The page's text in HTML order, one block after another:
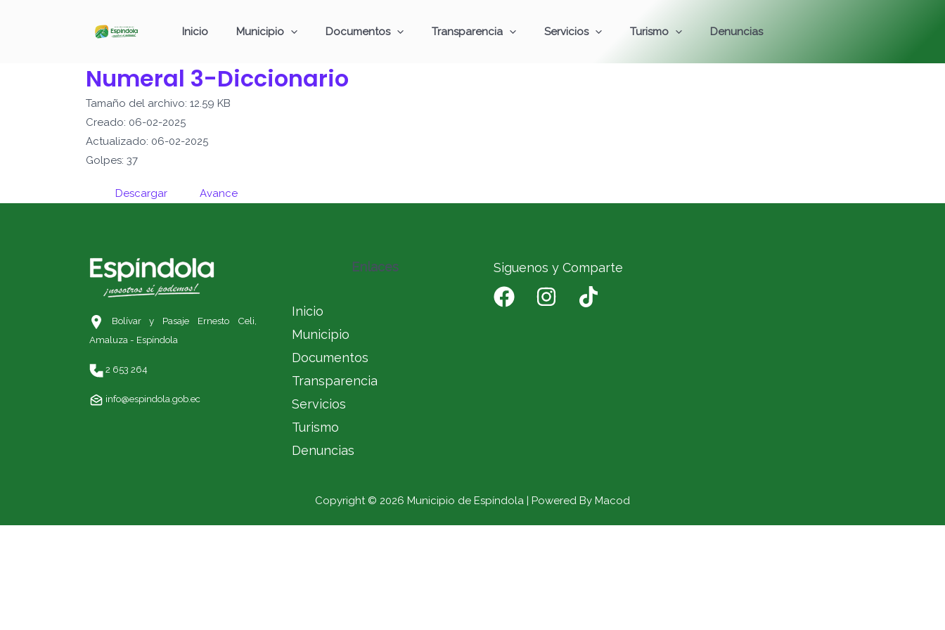
Inicio Municipio Documentos Transparencia Servicios Turismo Denuncias
Numeral 3-Diccionario
Tamaño del archivo: 12.59 KB
Creado: 06-02-2025
Actualizado: 06-02-2025
Golpes: 37
Descargar Avance
Bolívar y Pasaje Ernesto Celi,
Amaluza - Espíndola
2 653 264
info@espindola.gob.ec
Enlaces
Inicio
Municipio
Documentos
Transparencia
Servicios
Turismo
Denuncias
Siguenos y Comparte
Copyright © 2026 Municipio de Espíndola | Powered By Macod